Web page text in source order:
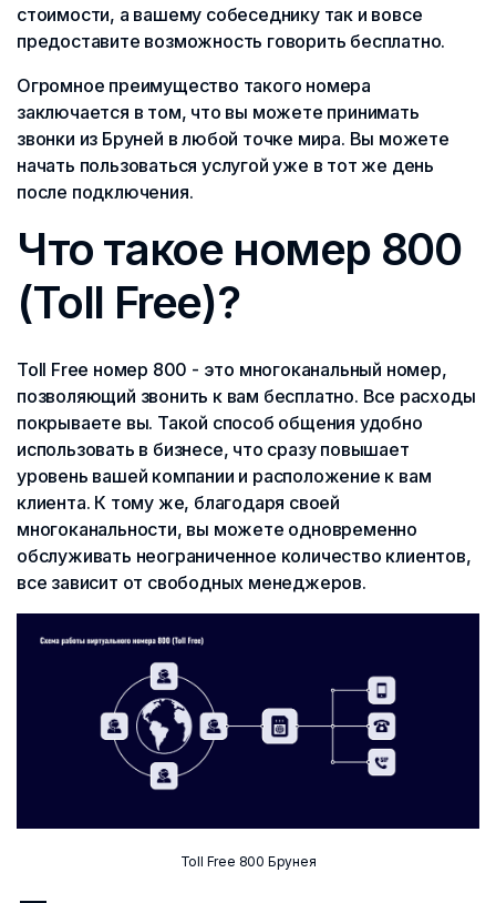
стоимости, а вашему собеседнику так и вовсе
предоставите возможность говорить бесплатно.
Огромное преимущество такого номера
заключается в том, что вы можете принимать
звонки из Бруней в любой точке мира. Вы можете
начать пользоваться услугой уже в тот же день
после подключения.
Что такое номер 800
(Toll Free)?
Toll Free номер 800 - это многоканальный номер,
позволяющий звонить к вам бесплатно. Все расходы
покрываете вы. Такой способ общения удобно
использовать в бизнесе, что сразу повышает
уровень вашей компании и расположение к вам
клиента. К тому же, благодаря своей
многоканальности, вы можете одновременно
обслуживать неограниченное количество клиентов,
все зависит от свободных менеджеров.
Toll Free 800 Брунея